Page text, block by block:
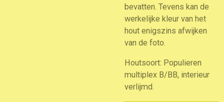
bevatten. Tevens kan de
werkelijke kleur van het
hout enigszins afwijken
van de foto.
Houtsoort: Populieren
multiplex B/BB, interieur
verlijmd.